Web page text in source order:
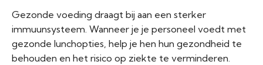
Gezonde voeding draagt bij aan een sterker
immuunsysteem. Wanneer je je personeel voedt met
gezonde lunchopties, help je hen hun gezondheid te
behouden en het risico op ziekte te verminderen.